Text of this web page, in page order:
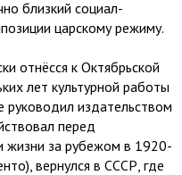
близкий социал-
царскому режиму.
отнёсся к Октябрьской
лет культурной работы
руководил издательством
перед
жизни за рубежом в 1920-
вернулся в СССР, где